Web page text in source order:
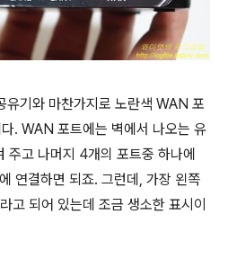
기와 마찬가지로 노란색 WAN 포
. WAN 포트에는 벽에서 나오는 유
주고 나머지 4개의 포트중 하나에
연결하면 되죠. 그런데, 가장 왼쪽
되어 있는데 조금 생소한 표시이